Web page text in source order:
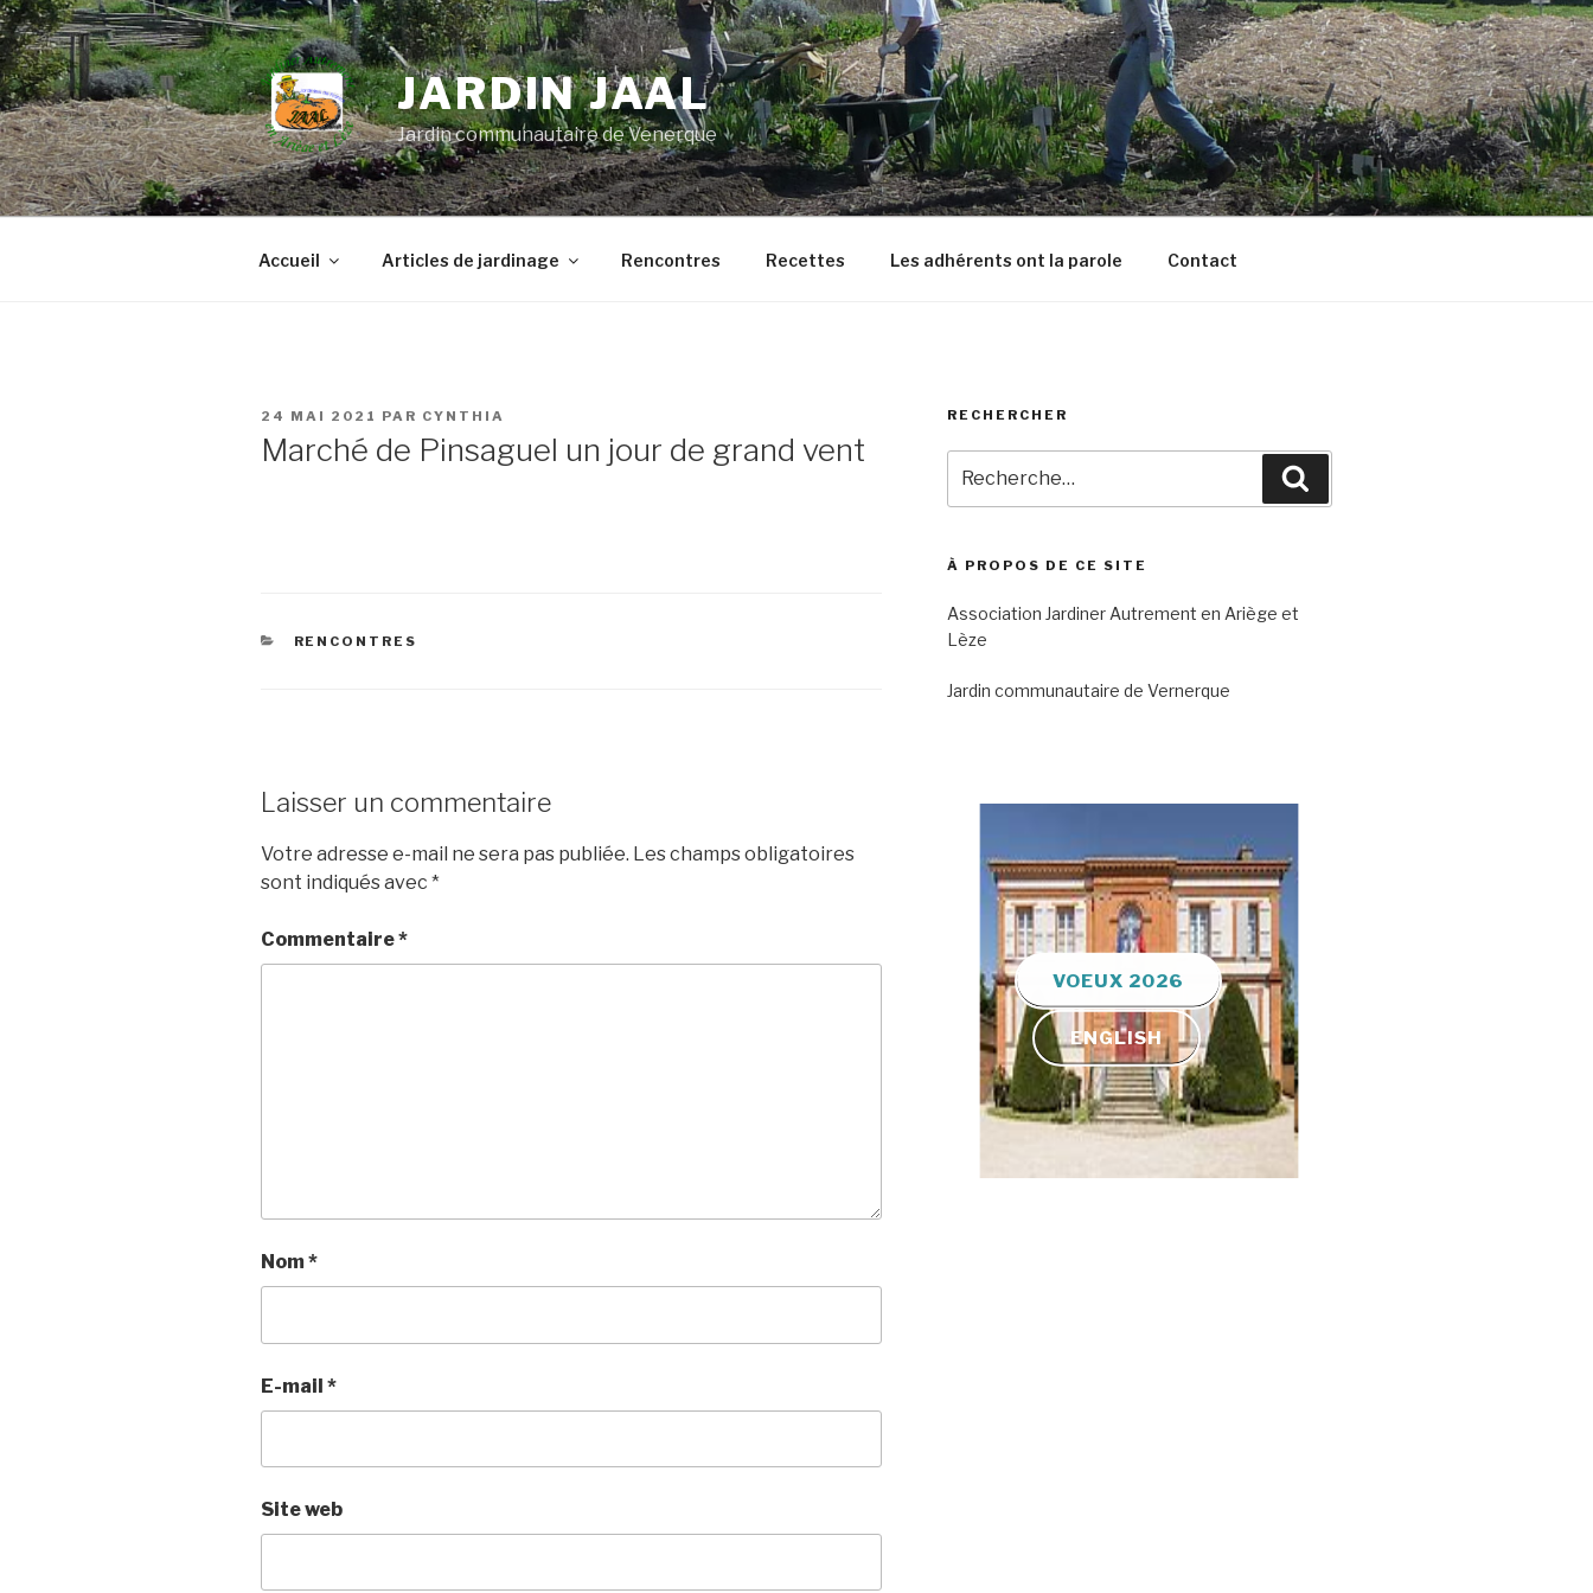
Aller
au
contenu
principal
JARDIN JAAL
Jardin communautaire de Venerque
Accueil Articles de jardinage Rencontres Recettes Les adhérents ont la parole Contact
PUBLIÉ
24 MAI 2021 PAR CYNTHIA
Marché de Pinsaguel un jour de grand vent
CATÉGORIES
RENCONTRES
Laisser un commentaire
Votre adresse e-mail ne sera pas publiée. Les champs obligatoires
sont indiqués avec *
Commentaire*
Nom*
E-mail *
Site web
RECHERCHER
pour
:
À PROPOS DE CE SITE
Association Jardiner Autrement en Ariège et
Lèze
Jardin communautaire de Vernerque
VOEUX 2026
ENGLISH